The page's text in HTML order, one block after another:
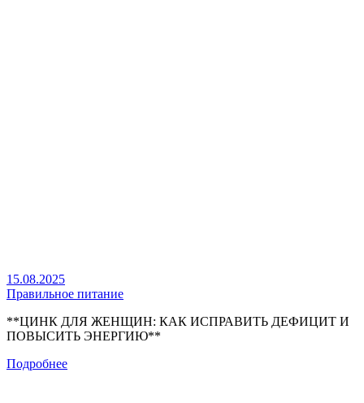
15.08.2025
Правильное питание
**ЦИНК ДЛЯ ЖЕНЩИН: КАК ИСПРАВИТЬ ДЕФИЦИТ И
ПОВЫСИТЬ ЭНЕРГИЮ**
Подробнее